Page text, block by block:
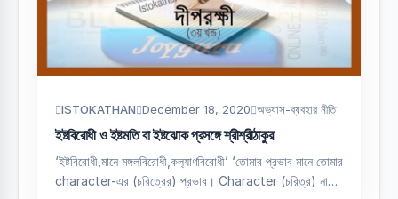
ISTOKATHAN December 18, 2020 অভ্যাস-ব্যবহার নীতি
ইষ্টবিরোধী ও ইষ্টমতি বা ইষ্টঝোক প্রসঙ্গে শ্রীশ্রীঠাকুর
‘ইষ্টবিরোধী,মানে মঙ্গলবিরোধী,কল‍্যাণবিরোধী’ ‘তোমার প্রভাব মানে তোমার
character-এর (চরিত্রের) প্রভাব। Character (চরিত্র) না…